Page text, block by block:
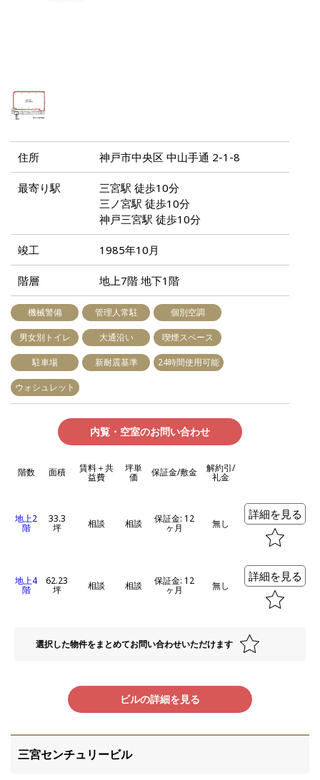
住所 神戸市中央区 中山手通 2-1-8
最寄り駅
三宮駅 徒歩10分
三ノ宮駅 徒歩10分
神戸三宮駅 徒歩10分
竣工 1985年10月
階層 地上7階 地下1階
機械警備 管理人常駐 個別空調
男女別トイレ 大通沿い 喫煙スペース
駐車場 新耐震基準 24時間使用可能
ウォシュレット
内覧・空室のお問い合わせ
階数 面積 賃料＋共
益費
坪単
価 保証金/敷金 解約引/
礼金
地上2
階
33.3
坪 相談 相談 保証金: 12
ヶ月 無し
詳細を見る
地上4
階
62.23
坪 相談 相談 保証金: 12
ヶ月 無し
詳細を見る
選択した物件をまとめてお問い合わせいただけます
ビルの詳細を見る
三宮センチュリービル